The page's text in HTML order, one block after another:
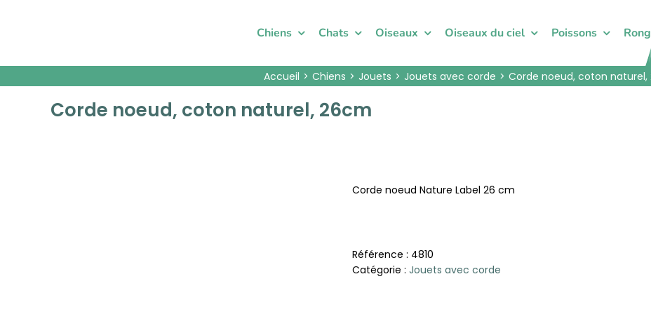
Chiens Chats Oiseaux Oiseaux du ciel Poissons
Accueil Chiens Jouets Jouets avec corde Corde noeud, coton naturel,
Corde noeud, coton naturel, 26cm
Corde noeud Nature Label 26 cm
Référence : 4810
Catégorie : Jouets avec corde